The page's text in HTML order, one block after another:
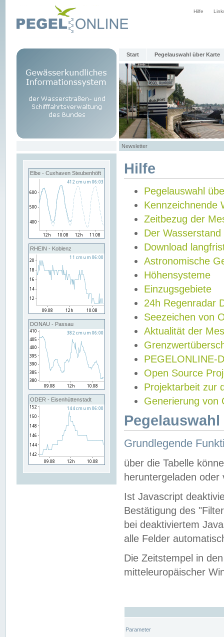
Hilfe
Start Pegelauswahl über Karte
Newsletter
Elbe - Cuxhaven Steubenhöft
RHEIN - Koblenz
DONAU - Passau
ODER - Eisenhüttenstadt
Hilfe
Pegelauswahl
Kennzeichnende
Zeitbezug der
Der Wasserstand
Download
Astronomische
Höhensysteme
Einzugsgebiete
24h Regenradar
Seezeichen von
Aktualität der
PEGELONLINE-
Open Source
Projektarbeit zur
Generierung von
Grundlegende
über die Tabelle
heruntergeladen oder
Ist Javascript
Bestätigung des
bei deaktiviertem
alle Felder
Die Zeitstempel in
mitteleuropäischer
Parameter